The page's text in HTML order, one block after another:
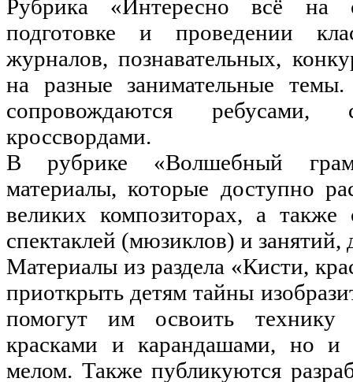
Рубрика «Интересно всё на
подготовке и проведении
журналов, познавательных,
на разные занимательные темы.
сопровождаются ребусами,
кроссвордами.
В рубрике «Волшебный
материалы, которые доступно
великих композиторах, а также
спектаклей (мюзиклов) и
Материалы из раздела «Кисти,
приоткрыть детям тайны
помогут им освоить технику
красками и карандашами, но и
мелом. Также публикуются